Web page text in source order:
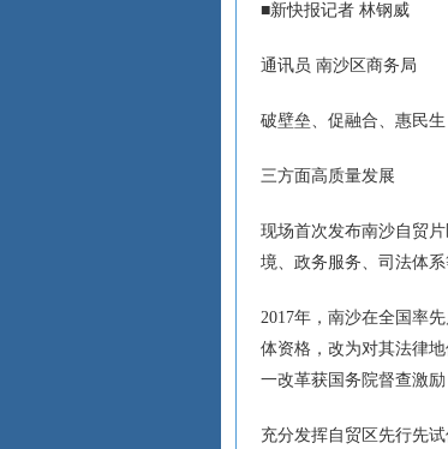
■新快报记者 林钢威
通讯员 南沙区商务局
破壁垒、促融合、惠民生
三方面高质量发展
现场首次发布南沙自贸
境、政务服务、司法体
2017年，南沙在全国率
体资格，改为对其法律
一改革获国务院督查激
充分发挥自贸区先行先